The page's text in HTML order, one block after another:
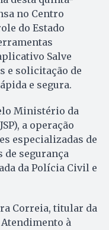
no Centro
do Estado
Salve
e solicitação de
e segura.
Ministério da
a operação
especializadas de
de segurança
da Polícia Civil e
Correia, titular da
à